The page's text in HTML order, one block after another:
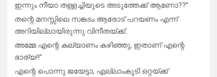
ഇന്നും നീയാ തള്ളച്ചിയുടെ അടുത്തേക്ക് ആണോ??”
തന്റെ മനസ്സിലെ സങ്കടം ആരോട് പറയണം എന്ന്
അറിയില്ലായിരുന്നു വിനീതയ്ക്ക്..
അമ്മേ എന്റെ കല്യാണം കഴിഞ്ഞു, ഇതാണ് എന്റെ
ഭാര്യ!!”
എന്റെ പൊന്നു ജയേട്ടാ, എല്ലാംകൂടി ഒറ്റയ്ക്ക്